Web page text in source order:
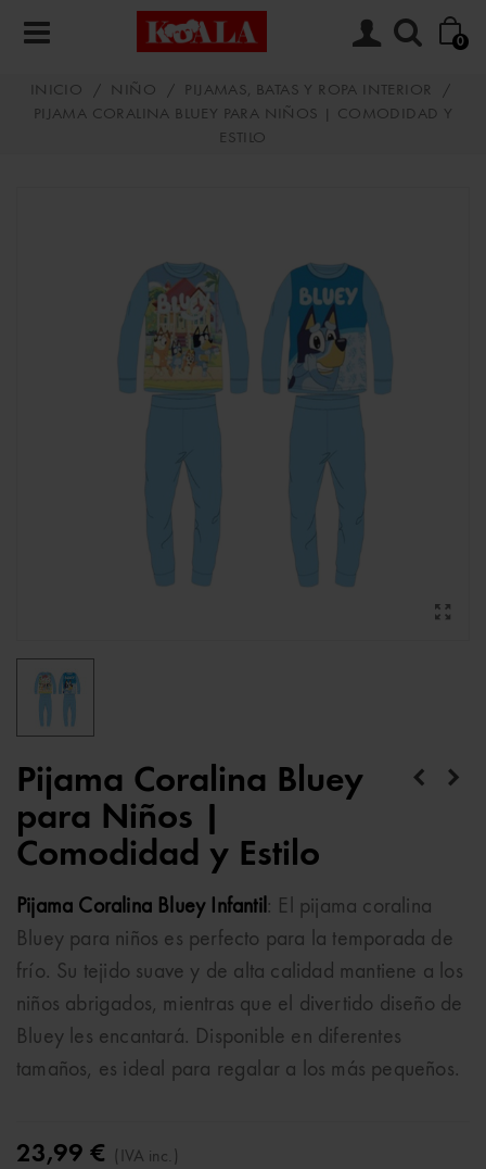
0
INICIO / NIÑO / PIJAMAS, BATAS Y ROPA INTERIOR
/
PIJAMA CORALINA BLUEY PARA NIÑOS | COMODIDAD Y
ESTILO
Pijama Coralina Bluey
para Niños |
Comodidad y Estilo
Pijama Coralina Bluey Infantil: El pijama coralina
Bluey para niños es perfecto para la temporada de
frío. Su tejido suave y de alta calidad mantiene a los
niños abrigados, mientras que el divertido diseño de
Bluey les encantará. Disponible en diferentes
tamaños, es ideal para regalar a los más pequeños.
23,99 € (IVA inc.)